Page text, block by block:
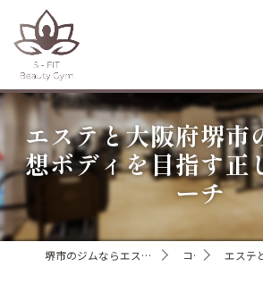
エステと大阪府堺市
想ボディを目指す正
ーチ
堺市のジムならエスフィットビューティージム コラム エステと大阪府